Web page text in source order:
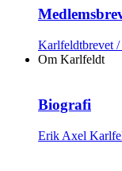
Karlfeldtbrevet
Om Karlfeldt
Biografi
Erik Axel